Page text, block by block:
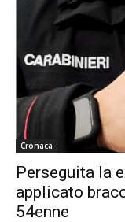
Cronaca
Perseguita la
applicato
54enne